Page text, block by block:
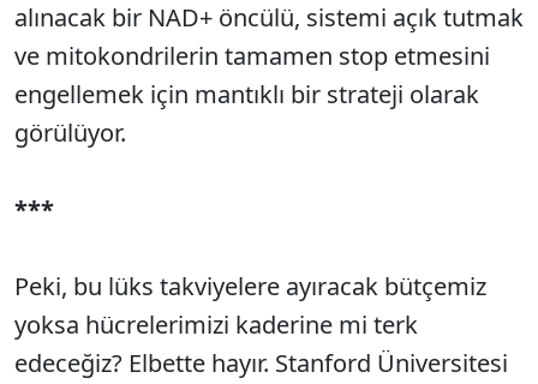
alınacak bir NAD+ öncülü, sistemi açık tutmak
ve mitokondrilerin tamamen stop etmesini
engellemek için mantıklı bir strateji olarak
görülüyor.
***
Peki, bu lüks takviyelere ayıracak bütçemiz
yoksa hücrelerimizi kaderine mi terk
edeceğiz? Elbette hayır. Stanford Üniversitesi